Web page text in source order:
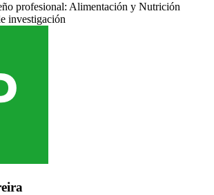
profesional: Alimentación y Nutrición
investigación